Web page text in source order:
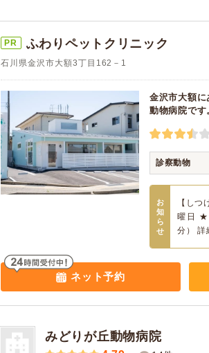
PR ふわりペットクリニック
石川県金沢市大額3丁目162－1
金沢市大額に
動物病院です
診察動物
お
知
ら
せ
【し
曜日 ★
分） 詳
ネット予約
みどりが丘動物病院